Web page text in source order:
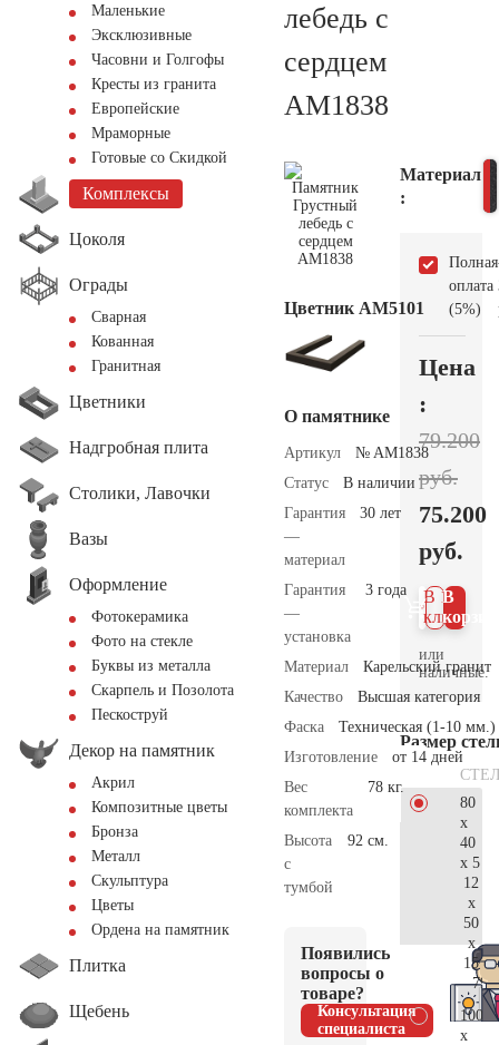
Маленькие
Эксклюзивные
Часовни и Голгофы
Кресты из гранита
Европейские
Мраморные
Готовые со Скидкой
Комплексы
Цоколя
Ограды
Сварная
Кованная
Гранитная
Цветники
Надгробная плита
Столики, Лавочки
Вазы
Оформление
Фотокерамика
Фото на стекле
Буквы из металла
Скарпель и Позолота
Пескоструй
Декор на памятник
Акрил
Композитные цветы
Бронза
Металл
Скульптура
Цветы
Ордена на памятник
Плитка
Щебень
лебедь с
сердцем
AM1838
Цветник АМ5101
О памятнике
Артикул
№ AM1838
Статус
В наличии
Гарантия
—
материал
30 лет
Гарантия
—
установка
3 года
Материал
Карельский гранит
Качество
Высшая категория
Фаска
Техническая (1-10 мм.)
Изготовление
от 14 дней
Вес
комплекта
78 кг.
Высота
с
тумбой
92 см.
Появились
вопросы о
товаре?
Консультация
специалиста
Материал
:
Полная
оплата
(5%)
Цена
:
79.200
руб.
75.200
руб.
В
В 1
клик
или
наличные.
Размер
80
x
40
x 5
12
x
50
x
15
100
x